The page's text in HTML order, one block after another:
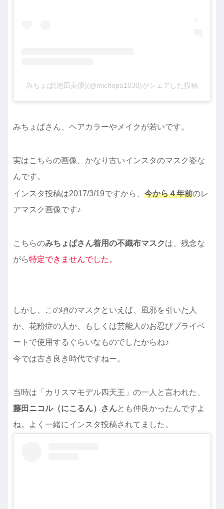
みちょぱ(池田美優)(@michopa1030)がシェアした投稿
みちょぱさん、ヘアカラーやメイクが若いです。
実はこちらの画像、かなり古いインスタのマスク姿な
んです。
インスタ投稿は2017/3/19ですから、 今から４年前のレ
アマスク画像です♪
こちらのみちょぱさん着用の不織布マスクは、残念な
がら特定できませんでした。
しかし、この頃のマスクといえば、風邪を引いた人
か、花粉症の人か、もしくは芸能人のお忍びプライベ
ートで使用するぐらいなものでしたからね♪
今では古き良き時代ですねー。
当時は「カリスマモデル四天王」の一人と言われた、
藤田ニコル（にこるん）さんとも仲良かったんですよ
ね。よく一緒にインスタ投稿されてました。